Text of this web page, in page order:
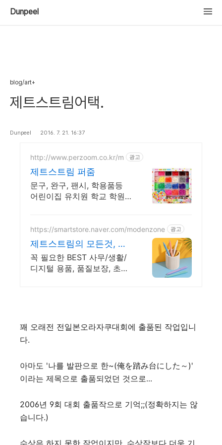
Dunpeel
blog/art+
제트스트림어택.
Dunpeel 2016. 7. 21. 16:37
http://www.perzoom.co.kr/m 광고
제트스트림 퍼줌
문구, 완구, 팬시, 학용품등
어린이집 유치원 학교 학원
https://smartstore.naver.com/modenzone 광고
제트스트림의 모든것, 모
든존
꼭 필요한 BEST 사무/생활/
디지털 용품, 품질보장, 초특
꽤 오래전 전일본오라자쿠대회에 출품된 작업입니
다.
아마도 '나를 발판으로 한~(俺を踏み台にした～)'
이라는 제목으로 출품되었던 것으로...
2006년 9회 대회 출품작으로 기억;;(정확하지는 않
습니다.)
수상은 하지 못한 작업이지만, 수상작보다 더욱 기